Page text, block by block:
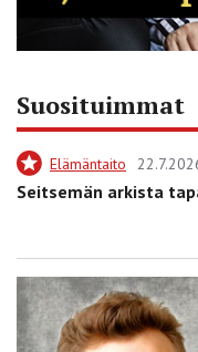
Suosituimmat
Elämäntaito
Seitsemän arkista